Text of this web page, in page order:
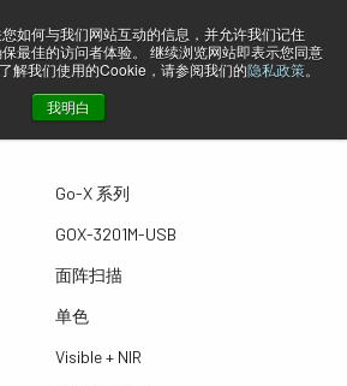
如何与我们网站互动的信息，并允许我们记住
最佳的访问者体验。 继续浏览网站即表示您同意
解我们使用的Cookie，请参阅我们的隐私政策。
我明白
USB
Go-X 系列
GOX-3201M-USB
面阵扫描
单色
Visible + NIR